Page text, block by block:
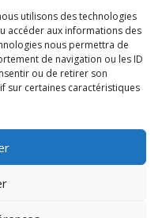
utilisons des technologies
accéder aux informations des
nous permettra de
de navigation ou les ID
ou de retirer son
sur certaines caractéristiques
63 69